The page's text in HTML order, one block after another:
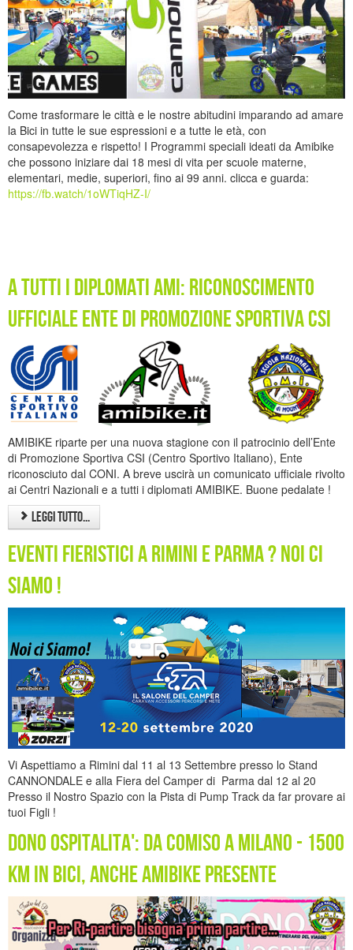
Come trasformare le città e le nostre abitudini imparando ad amare
la Bici in tutte le sue espressioni e a tutte le età, con
consapevolezza e rispetto! I Programmi speciali ideati da Amibike
che possono iniziare dai 18 mesi di vita per scuole materne,
elementari, medie, superiori, fino ai 99 anni. clicca e guarda:
https://fb.watch/1oWTiqHZ-I/
A tutti i diplomati AMI: Riconoscimento
ufficiale Ente di Promozione Sportiva CSI
AMIBIKE riparte per una nuova stagione con il patrocinio dell’Ente
di Promozione Sportiva CSI (Centro Sportivo Italiano), Ente
riconosciuto dal CONI. A breve uscirà un comunicato ufficiale rivolto
ai Centri Nazionali e a tutti i diplomati AMIBIKE. Buone pedalate !
Leggi tutto...
Eventi Fieristici a Rimini e Parma ? Noi ci
Siamo !
Vi Aspettiamo a Rimini dal 11 al 13 Settembre presso lo Stand
CANNONDALE e alla Fiera del Camper di Parma dal 12 al 20
Presso il Nostro Spazio con la Pista di Pump Track da far provare ai
tuoi Figli !
Dono Ospitalita': da Comiso a Milano - 1500
km in Bici, anche Amibike presente